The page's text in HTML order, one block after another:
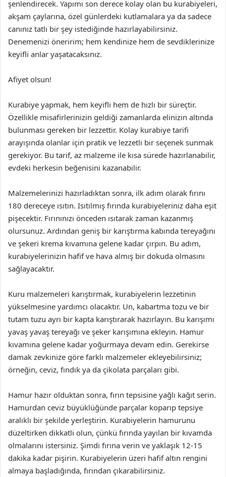
şenlendirecek. Yapımı son derece kolay olan bu kurabiyeleri,
akşam çaylarına, özel günlerdeki kutlamalara ya da sadece
canınız tatlı bir şey istediğinde hazırlayabilirsiniz.
Denemenizi öneririm; hem kendinize hem de sevdiklerinize
keyifli anlar yaşatacaksınız.
Afiyet olsun!
Kurabiye yapmak, hem keyifli hem de hızlı bir süreçtir.
Özellikle misafirlerinizin geldiği zamanlarda elinizin altında
bulunması gereken bir lezzettir. Kolay kurabiye tarifi
arayışında olanlar için pratik ve lezzetli bir seçenek sunmak
gerekiyor. Bu tarif, az malzeme ile kısa sürede hazırlanabilir,
evdeki herkesin beğenisini kazanabilir.
Malzemelerinizi hazırladıktan sonra, ilk adım olarak fırını
180 dereceye ısıtın. Isıtılmış fırında kurabiyeleriniz daha eşit
pişecektir. Fırınınızı önceden ısıtarak zaman kazanmış
olursunuz. Ardından geniş bir karıştırma kabında tereyağını
ve şekeri krema kıvamına gelene kadar çırpın. Bu adım,
kurabiyelerinizin hafif ve hava almış bir dokuda olmasını
sağlayacaktır.
Kuru malzemeleri karıştırmak, kurabiyelerin lezzetinin
yükselmesine yardımcı olacaktır. Un, kabartma tozu ve bir
tutam tuzu ayrı bir kapta karıştırarak hazırlayın. Bu karışımı
yavaş yavaş tereyağı ve şeker karışımına ekleyin. Hamur
kıvamına gelene kadar yoğurmaya devam edin. Gerekirse
damak zevkinize göre farklı malzemeler ekleyebilirsiniz;
örneğin, ceviz, fındık ya da çikolata parçaları gibi.
Hamur hazır olduktan sonra, fırın tepsisine yağlı kağıt serin.
Hamurdan ceviz büyüklüğünde parçalar koparıp tepsiye
aralıklı bir şekilde yerleştirin. Kurabiyelerin hamurunu
düzeltirken dikkatli olun, çünkü fırında yayılan bir kıvamda
olmalarını istersiniz. Şimdi fırına verin ve yaklaşık 12-15
dakika kadar pişirin. Kurabiyelerin üzeri hafif altın rengini
almaya başladığında, fırından çıkarabilirsiniz.